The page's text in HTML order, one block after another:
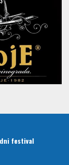
festival